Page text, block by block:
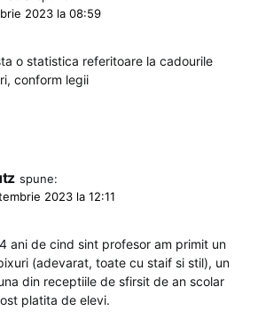
2023 la 08:59
o statistica referitoare la cadourile
conform legii
spune:
2023 la 12:11
ani de cind sint profesor am primit un
(adevarat, toate cu staif si stil), un
din receptiile de sfirsit de an scolar
platita de elevi.